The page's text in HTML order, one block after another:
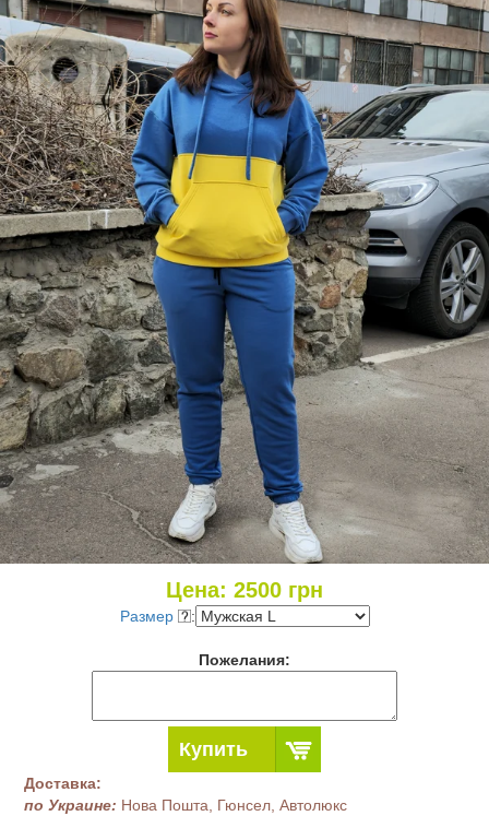
Цена: 2500 грн
Размер :
Пожелания:
Купить
Доставка:
по Украине: Нова Пошта, Гюнсел, Автолюкс